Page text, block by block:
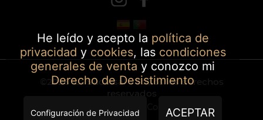
He leído y acepto la política de
privacidad y cookies, las condiciones
generales de venta y conozco mi
Derecho de Desistimiento
Configuración de Privacidad ACEPTAR
©2026 La Sucursal - Todos los derechos
reservados
Powered by SmartCommerce